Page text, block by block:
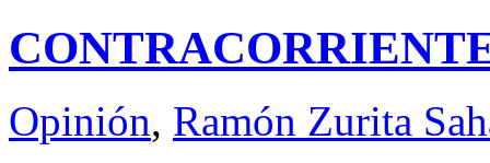
Opinión, Ramón Zurita